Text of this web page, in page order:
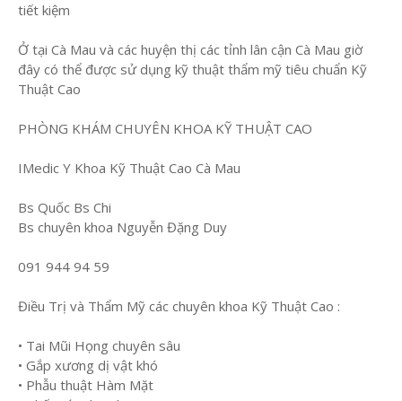
tiết kiệm
Ở tại Cà Mau và các huyện thị các tỉnh lân cận Cà Mau giờ
đây có thể được sử dụng kỹ thuật thẩm mỹ tiêu chuẩn Kỹ
Thuật Cao
PHÒNG KHÁM CHUYÊN KHOA KỸ THUẬT CAO
IMedic Y Khoa Kỹ Thuật Cao Cà Mau
Bs Quốc Bs Chi
Bs chuyên khoa Nguyễn Đặng Duy
091 944 94 59
Điều Trị và Thẩm Mỹ các chuyên khoa Kỹ Thuật Cao :
• Tai Mũi Họng chuyên sâu
• Gắp xương dị vật khó
• Phẫu thuật Hàm Mặt